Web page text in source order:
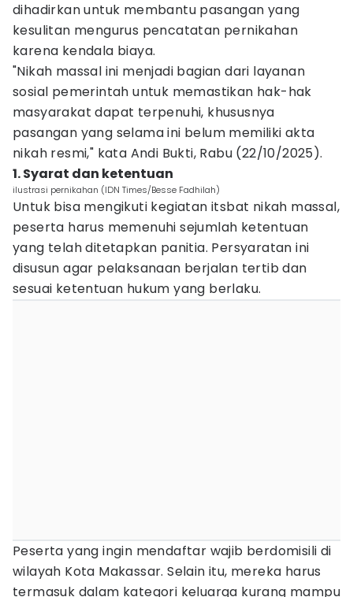
dihadirkan untuk membantu pasangan yang
kesulitan mengurus pencatatan pernikahan
karena kendala biaya.
"Nikah massal ini menjadi bagian dari layanan
sosial pemerintah untuk memastikan hak-hak
masyarakat dapat terpenuhi, khususnya
pasangan yang selama ini belum memiliki akta
nikah resmi," kata Andi Bukti, Rabu (22/10/2025).
1. Syarat dan ketentuan
ilustrasi pernikahan (IDN Times/Besse Fadhilah)
Untuk bisa mengikuti kegiatan itsbat nikah massal,
peserta harus memenuhi sejumlah ketentuan
yang telah ditetapkan panitia. Persyaratan ini
disusun agar pelaksanaan berjalan tertib dan
sesuai ketentuan hukum yang berlaku.
Peserta yang ingin mendaftar wajib berdomisili di
wilayah Kota Makassar. Selain itu, mereka harus
termasuk dalam kategori keluarga kurang mampu